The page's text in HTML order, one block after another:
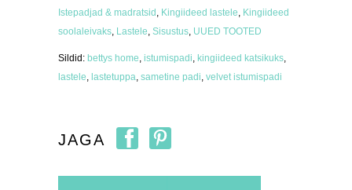
Istepadjad & madratsid , Kingiideed lastele, Kingiideed
soolaleivaks, Lastele, Sisustus, UUED TOOTED
Sildid: bettys home, istumispadi, kingiideed katsikuks,
lastele, lastetuppa, sametine padi, velvet istumispadi
JAGA